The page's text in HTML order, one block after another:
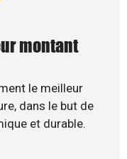
montant
le meilleur
dans le but de
et durable.